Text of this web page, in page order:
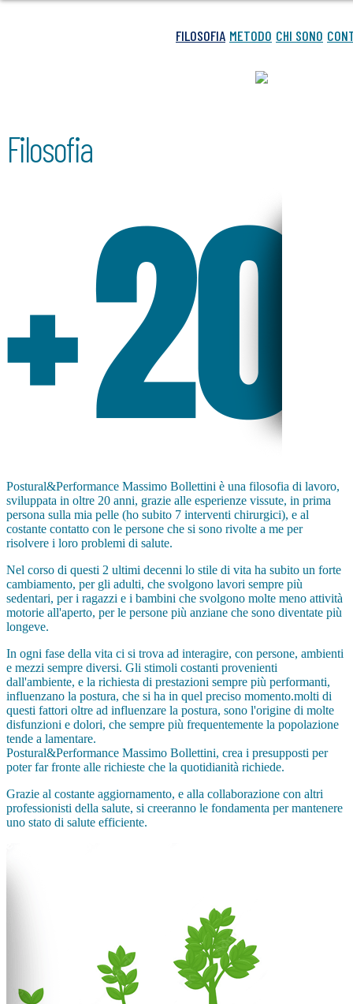
FILOSOFIA METODO CHI SONO
Filosofia
Postural&Performance Massimo Bollettini è una filosofia di lavoro,
sviluppata in oltre 20 anni, grazie alle esperienze vissute, in prima
persona sulla mia pelle (ho subito 7 interventi chirurgici), e al
costante contatto con le persone che si sono rivolte a me per
risolvere i loro problemi di salute.
Nel corso di questi 2 ultimi decenni lo stile di vita ha subito un forte
cambiamento, per gli adulti, che svolgono lavori sempre più
sedentari, per i ragazzi e i bambini che svolgono molte meno attività
motorie all'aperto, per le persone più anziane che sono diventate più
longeve.
In ogni fase della vita ci si trova ad interagire, con persone, ambienti
e mezzi sempre diversi. Gli stimoli costanti provenienti
dall'ambiente, e la richiesta di prestazioni sempre più performanti,
influenzano la postura, che si ha in quel preciso momento.molti di
questi fattori oltre ad influenzare la postura, sono l'origine di molte
disfunzioni e dolori, che sempre più frequentemente la popolazione
tende a lamentare.
Postural&Performance Massimo Bollettini, crea i presupposti per
poter far fronte alle richieste che la quotidianità richiede.
Grazie al costante aggiornamento, e alla collaborazione con altri
professionisti della salute, si creeranno le fondamenta per mantenere
uno stato di salute efficiente.